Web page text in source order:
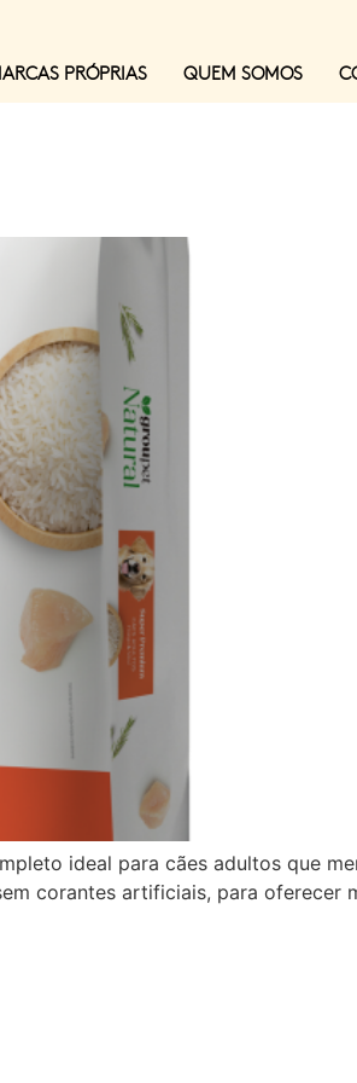
PRÓPRIAS QUEM SOMOS
ideal para cães adultos que
corantes artificiais, para oferecer